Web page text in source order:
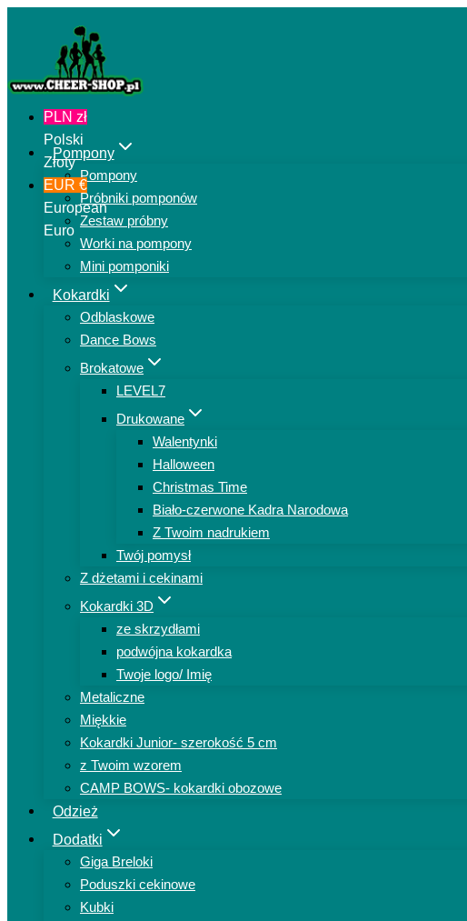
Pompony
Pompony
Próbniki pomponów
Zestaw próbny
Worki na pompony
Mini pomponiki
Kokardki
Odblaskowe
Dance Bows
Brokatowe
LEVEL7
Drukowane
Walentynki
Halloween
Christmas Time
Biało-czerwone Kadra Narodowa
Z Twoim nadrukiem
Twój pomysł
Z dżetami i cekinami
Kokardki 3D
ze skrzydłami
podwójna kokardka
Twoje logo/ Imię
Metaliczne
Miękkie
Kokardki Junior- szerokość 5 cm
z Twoim wzorem
CAMP BOWS- kokardki obozowe
Odzież
Dodatki
Giga Breloki
Poduszki cekinowe
Kubki
PLN zł
Polski
Złoty
EUR €
European
Euro